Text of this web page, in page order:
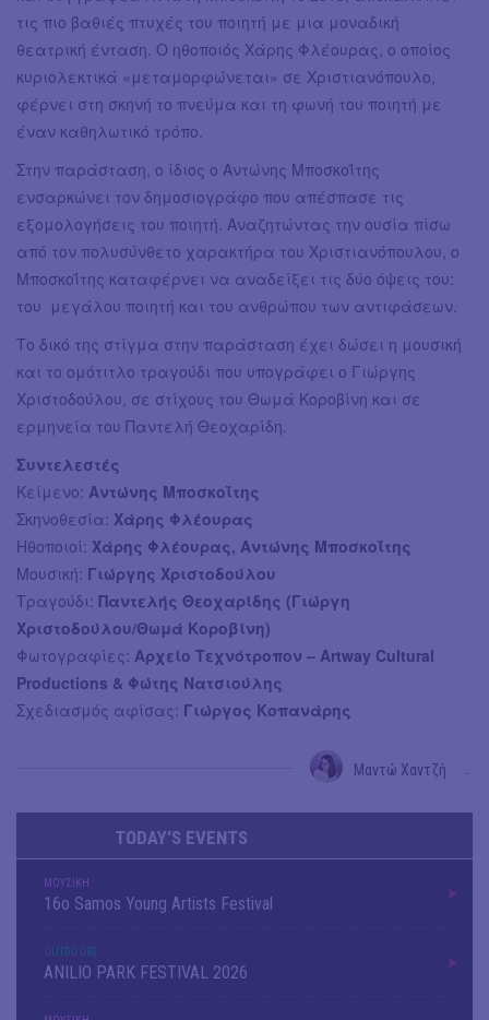
τις πιο βαθιές πτυχές του ποιητή με μια μοναδική
θεατρική ένταση. Ο ηθοποιός Χάρης Φλέουρας, ο οποίος
κυριολεκτικά «μεταμορφώνεται» σε Χριστιανόπουλο,
φέρνει στη σκηνή το πνεύμα και τη φωνή του ποιητή με
έναν καθηλωτικό τρόπο.
Στην παράσταση, ο ίδιος ο Αντώνης Μποσκοΐτης
ενσαρκώνει τον δημοσιογράφο που απέσπασε τις
εξομολογήσεις του ποιητή. Aναζητώντας την ουσία πίσω
από τον πολυσύνθετο χαρακτήρα του Χριστιανόπουλου, o
Μποσκοΐτης καταφέρνει να αναδείξει τις δύο όψεις του:
του μεγάλου ποιητή και του ανθρώπου των αντιφάσεων.
Το δικό της στίγμα στην παράσταση έχει δώσει η μουσική
και το ομότιτλο τραγούδι που υπογράφει ο Γιώργης
Χριστοδούλου, σε στίχους του Θωμά Κοροβίνη και σε
ερμηνεία του Παντελή Θεοχαρίδη.
Συντελεστές
Κείμενο: Αντώνης Μποσκοΐτης
Σκηνοθεσία: Χάρης Φλέουρας
Ηθοποιοί: Χάρης Φλέουρας, Αντώνης Μποσκοΐτης
Μουσική: Γιώργης Χριστοδούλου
Τραγούδι: Παντελής Θεοχαρίδης (Γιώργη
Χριστοδούλου/Θωμά Κοροβίνη)
Φωτογραφίες: Αρχείο Τεχνότροπον – Artway Cultural
Productions & Φώτης Νατσιούλης
Σχεδιασμός αφίσας: Γιώργος Κοπανάρης
Μαντώ Χαντζή
TODAY'S EVENTS
ΜΟΥΣΙΚΗ
16o Samos Young Artists Festival
OUTDΟORS
ANILIO PARK FESTIVAL 2026